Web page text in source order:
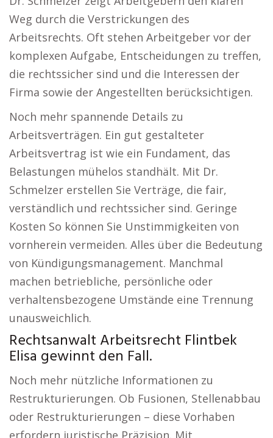
Weg durch die Verstrickungen des
Arbeitsrechts. Oft stehen Arbeitgeber vor der
komplexen Aufgabe, Entscheidungen zu treffen,
die rechtssicher sind und die Interessen der
Firma sowie der Angestellten berücksichtigen.
Noch mehr spannende Details zu
Arbeitsverträgen. Ein gut gestalteter
Arbeitsvertrag ist wie ein Fundament, das
Belastungen mühelos standhält. Mit Dr.
Schmelzer erstellen Sie Verträge, die fair,
verständlich und rechtssicher sind. Geringe
Kosten So können Sie Unstimmigkeiten von
vornherein vermeiden. Alles über die Bedeutung
von Kündigungsmanagement. Manchmal
machen betriebliche, persönliche oder
verhaltensbezogene Umstände eine Trennung
unausweichlich.
Rechtsanwalt Arbeitsrecht Flintbek
Elisa gewinnt den Fall.
Noch mehr nützliche Informationen zu
Restrukturierungen. Ob Fusionen, Stellenabbau
oder Restrukturierungen – diese Vorhaben
erfordern juristische Präzision. Mit